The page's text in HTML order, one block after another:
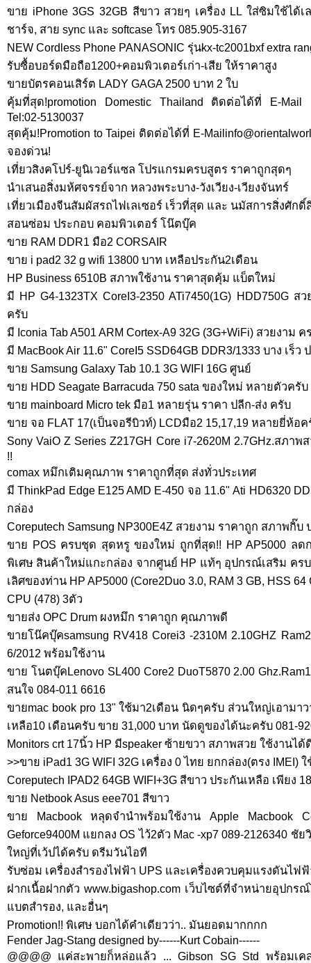
ขาย iPhone 3GS 32GB สีขาว สวยๆ เครื่อง LL ใส่ซิมใช้ได้
ชาร์จ, สาย sync และ softcase โทร 085.905-3167
NEW Cordless Phone PANASONIC รุ่นkx-tc2001bxf extra
รับซื้อบอร์ดมือถือ1200+คอมพิวเตอร์เก่า-เสีย ให้ราคาสูง
ขายบัตรคอนเสิร์ต LADY GAGA 2500 บาท 2 ใบ
คุ้มที่สุด!promotion Domestic Thailand ติดต่อได้ที่ E-
Tel:02-5130037
สุดคุ้ม!Promotion to Taipei ติดต่อได้ที่ E-
จองด่วน!
เที่ยวสิงคโปร์-ยูนิเวอร์แซล โปรแกรมครบสูตร ราคาถูกสุดๆ
นำเสนอสิ่งมห้ศจรรย์จาก หลวงพระบาง-วังเวียง-เวียงจันทร์
เที่ยวเมืองจีนสัมผัสรถไฟเลเซอร์ เร็วที่สุด และ นมัสการสิ่งศักดิ์
สอนซ่อม ประกอบ คอมพิวเตอร์ โน๊ตบุ๊ค
ขาย RAM DDR1 มือ2 CORSAIR
ขาย i pad2 32 g wifi 13800 บาท เหลือประกัน2เดือน
HP Business 6510B สภาพใช้งาน ราคาสุดคุ้ม แบ็ตใหม่
มี HP G4-1323TX CoreI3-2350 ATi7450(1G) HDD750G
ครับ
มี Iconia Tab A501 ARM Cortex-A9 32G (3G+WiFi) สวยงา
มี MacBook Air 11.6" CoreI5 SSD64GB DDR3/1333 บาง เร็
ขาย Samsung Galaxy Tab 10.1 3G WIFI 16G ศูนย์
ขาย HDD Seagate Barracuda 750 sata ของใหม่ หลายตัวครับ
ขาย mainboard Micro tek มือ1 หลายรุ่น ราคา ปลีก-ส่ง ครับ
ขาย จอ FLAT 17(เป็นจอรีบิวท์) LCDมือ2 15,17,19 หลายยี่ห้อค
Sony VaiO Z Series Z217GH Core i7-2620M 2.7GHz.สภา
!!
comax หมึกเติมคุณภาพ ราคาถูกที่สุด ส่งทั่วประเทศ
มี ThinkPad Edge E125 AMD E-450 จอ 11.6" Ati HD6320
กล่อง
Coreputech Samsung NP300E4Z สวยงาม ราคาถูก สภาพกิ๊บ
ขาย POS ครบชุด สุดหรู ของใหม่ ถูกที่สุด!! HP AP5000 ลดก
พิเศษ สินค้าใหม่แกะกล่อง จากศูนย์ HP แท้ๆ อุปกรณ์เสริม คร
เลิศของท่าน HP AP5000 (Core2Duo 3.0, RAM 3 GB, HSS 64
CPU (478) 3ตัว
ขายส่ง OPC Drum ผงหมึก ราคาถูก คุณภาพดี
ขายโน๊คบุ๊คsamsung RV418 Corei3 -2310M 2.10GHZ
6/2012 พร้อมใช้งาน
ขาย โนตบุ๊คLenovo SL400 Core2 DuoT5870 2.00
สนใจ 084-011 6616
ขายmac book pro 13" ใช้มา2เดือน นิดๆครับ ส่วนใหญ่เอามา
เหลือ10 เดือนครับ ขาย 31,000 บาท นัดดูของได้นะครับ 081-
Monitors crt 17นิ้ว HP มีspeaker ซ้ายขวา สภาพสวย ใช้งานไ
>>ขาย iPad1 3G WIFI 32G เครื่อง 0 ไทย ยกกล่อง(ตรง IMEI)
Coreputech IPAD2 64GB WIFI+3G สีขาว ประกันเหลือ เพียง
ขาย Netbook Asus eee701 สีขาว
ขาย Macbook หลุดจำนำพร้อมใช้งาน Apple Macbook
Geforce9400M แยกลง OS ไว้2ตัว Mac -xp7 089-2126340 ชั
ใหญ่ที่เว้ปได้ครับ ดรีมวันไอที
รับซ่อม เครื่องสำรองไฟฟ้า UPS และเครื่องควบคุมแรงดันไฟ
ฝากเนื้อฝากตัว www.bigashop.com เว็บไซต์ที่จำหน่ายอุปกร
แบตสำรอง, และอื่นๆ
Promotion!! พิเศษ บอกได้คำเดียวว่า.. มันยอดมากกกก
Fender Jag-Stang designed by------Kurt Cobain------
@@@@ แค่สะพายก็หล่อแล้ว ... Gibson SG Std พร้อมเ